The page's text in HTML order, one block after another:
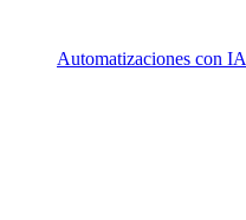
Automatizaciones con IA